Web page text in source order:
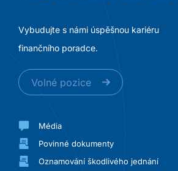
Média
Povinné dokumenty
Oznamování škodlivého jednání
Vybudujte s námi úspěšnou kariéru
finančního poradce.
Volné pozice